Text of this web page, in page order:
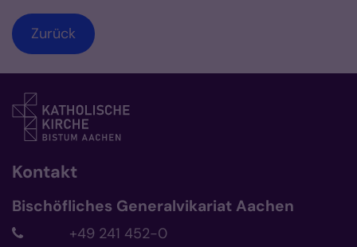
Zurück
Kontakt
Bischöfliches Generalvikariat Aachen
+49 241 452-0